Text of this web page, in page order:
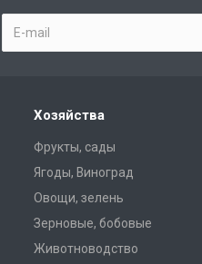
Хозяйства
Фрукты, сады
Ягоды, Виноград
Овощи, зелень
Зерновые, бобовые
Животноводство